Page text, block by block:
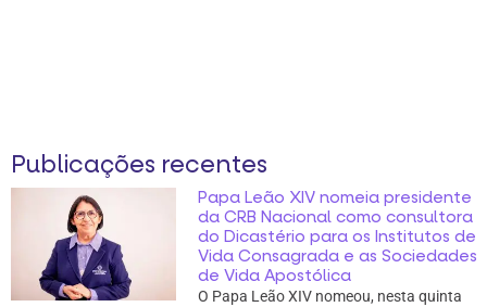
Publicações recentes
Papa Leão XIV nomeia presidente
da CRB Nacional como consultora
do Dicastério para os Institutos de
Vida Consagrada e as Sociedades
de Vida Apostólica
O Papa Leão XIV nomeou, nesta quinta